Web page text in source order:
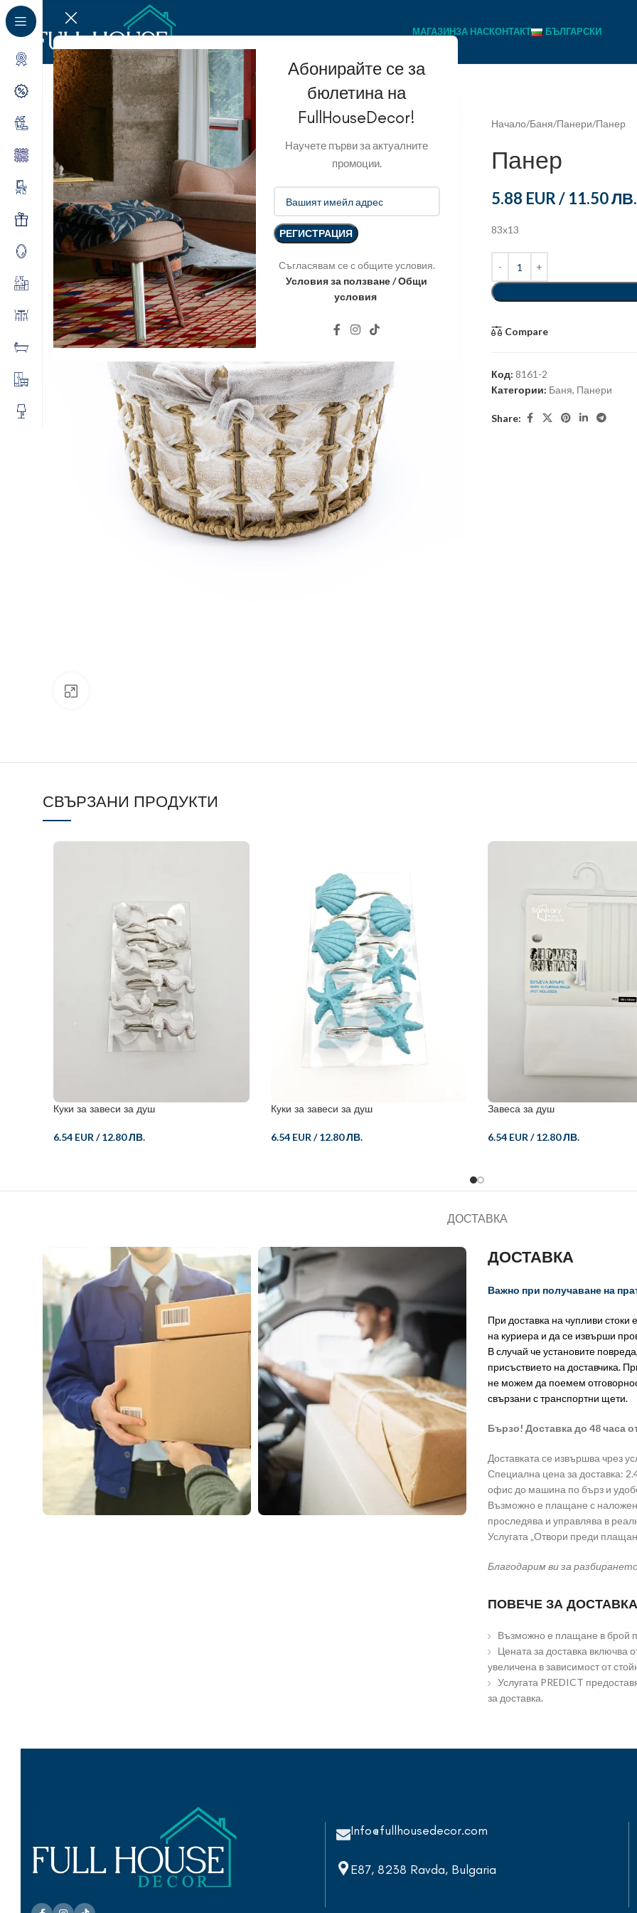
Абонирайте се за
бюлетина на
FullHouseDecor!
Научете първи за актуалните
промоции.
Съгласявам се с общите условия.
Условия за ползване / Общи
условия
МАГАЗИНЗА НАСКОНТАКТ БЪЛГАРСКИ
Начало Баня Панери Панер
Панер
5.88 EUR/ 11.50 ЛВ.
83х13
Compare
Код: 8161-2
Категории: Баня, Панери
Share:
СВЪРЗАНИ ПРОДУКТИ
Куки за завеси за душ
6.54 EUR /12.80 ЛВ.
Куки за завеси за душ
6.54 EUR /12.80 ЛВ.
Завеса за душ
6.54 EUR /12.80 ЛВ.
ДОСТАВКА
ДОСТАВКА
Важно при получаване на
При доставка на чупливи
на куриера и да се извърши
В случай че установите
присъствието на доставчика.
не можем да поемем
свързани с транспортни щети.
Бързо! Доставка до 48 часа
Доставката се извършва чрез
Специална цена за доставка:
офис до машина по бърз и
Възможно е плащане с
проследява и управлява в
Услугата „Отвори преди
Благодарим ви за
ПОВЕЧЕ ЗА
Възможно е плащане в брой
Цената за доставка включва
увеличена в зависимост от
Услугата PREDICT
за доставка.
Info@fullhousedecor.com
E87, 8238 Ravda, Bulgaria